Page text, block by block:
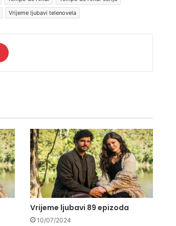
Vrijeme ljubavi telenovela
Vrijeme ljubavi 89 epizoda
10/07/2024